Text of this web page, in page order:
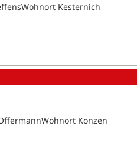
Kesternich
Konzen